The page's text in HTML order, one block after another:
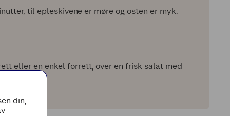
til epleskivene er møre og osten er myk.
eller en enkel forrett, over en frisk salat med
din,